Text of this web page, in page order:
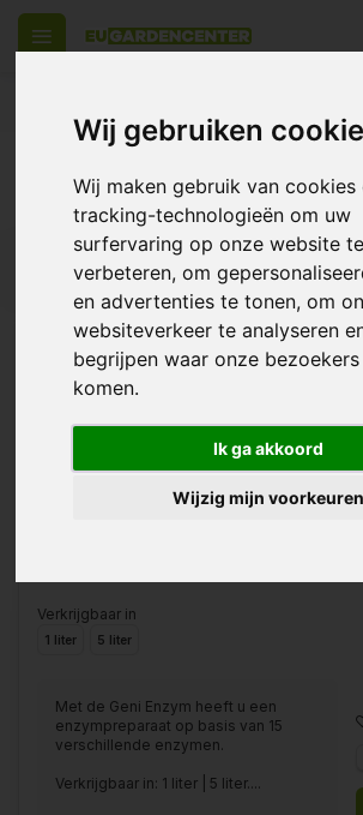
Wij gebruiken
Wij maken gebruik van cookies
tracking-technologieën om uw
surfervaring op onze website te
verbeteren, om
en advertenties te tonen, om
websiteverkeer te analyseren
begrijpen waar onze
komen.
Ik ga akkoord
Wijzig mijn voorkeuren
Producten getagd met
€26,17
Verkrijgbaar in
1 liter 5 liter
Met de Geni Enzym heeft u een
enzympreparaat op basis van 15
verschillende enzymen.
Verkrijgbaar in: 1 liter | 5 liter....